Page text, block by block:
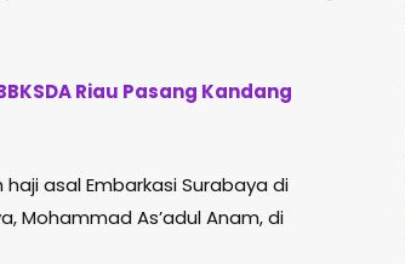
Riau Pasang Kandang
asal Embarkasi Surabaya di
Mohammad As’adul Anam, di